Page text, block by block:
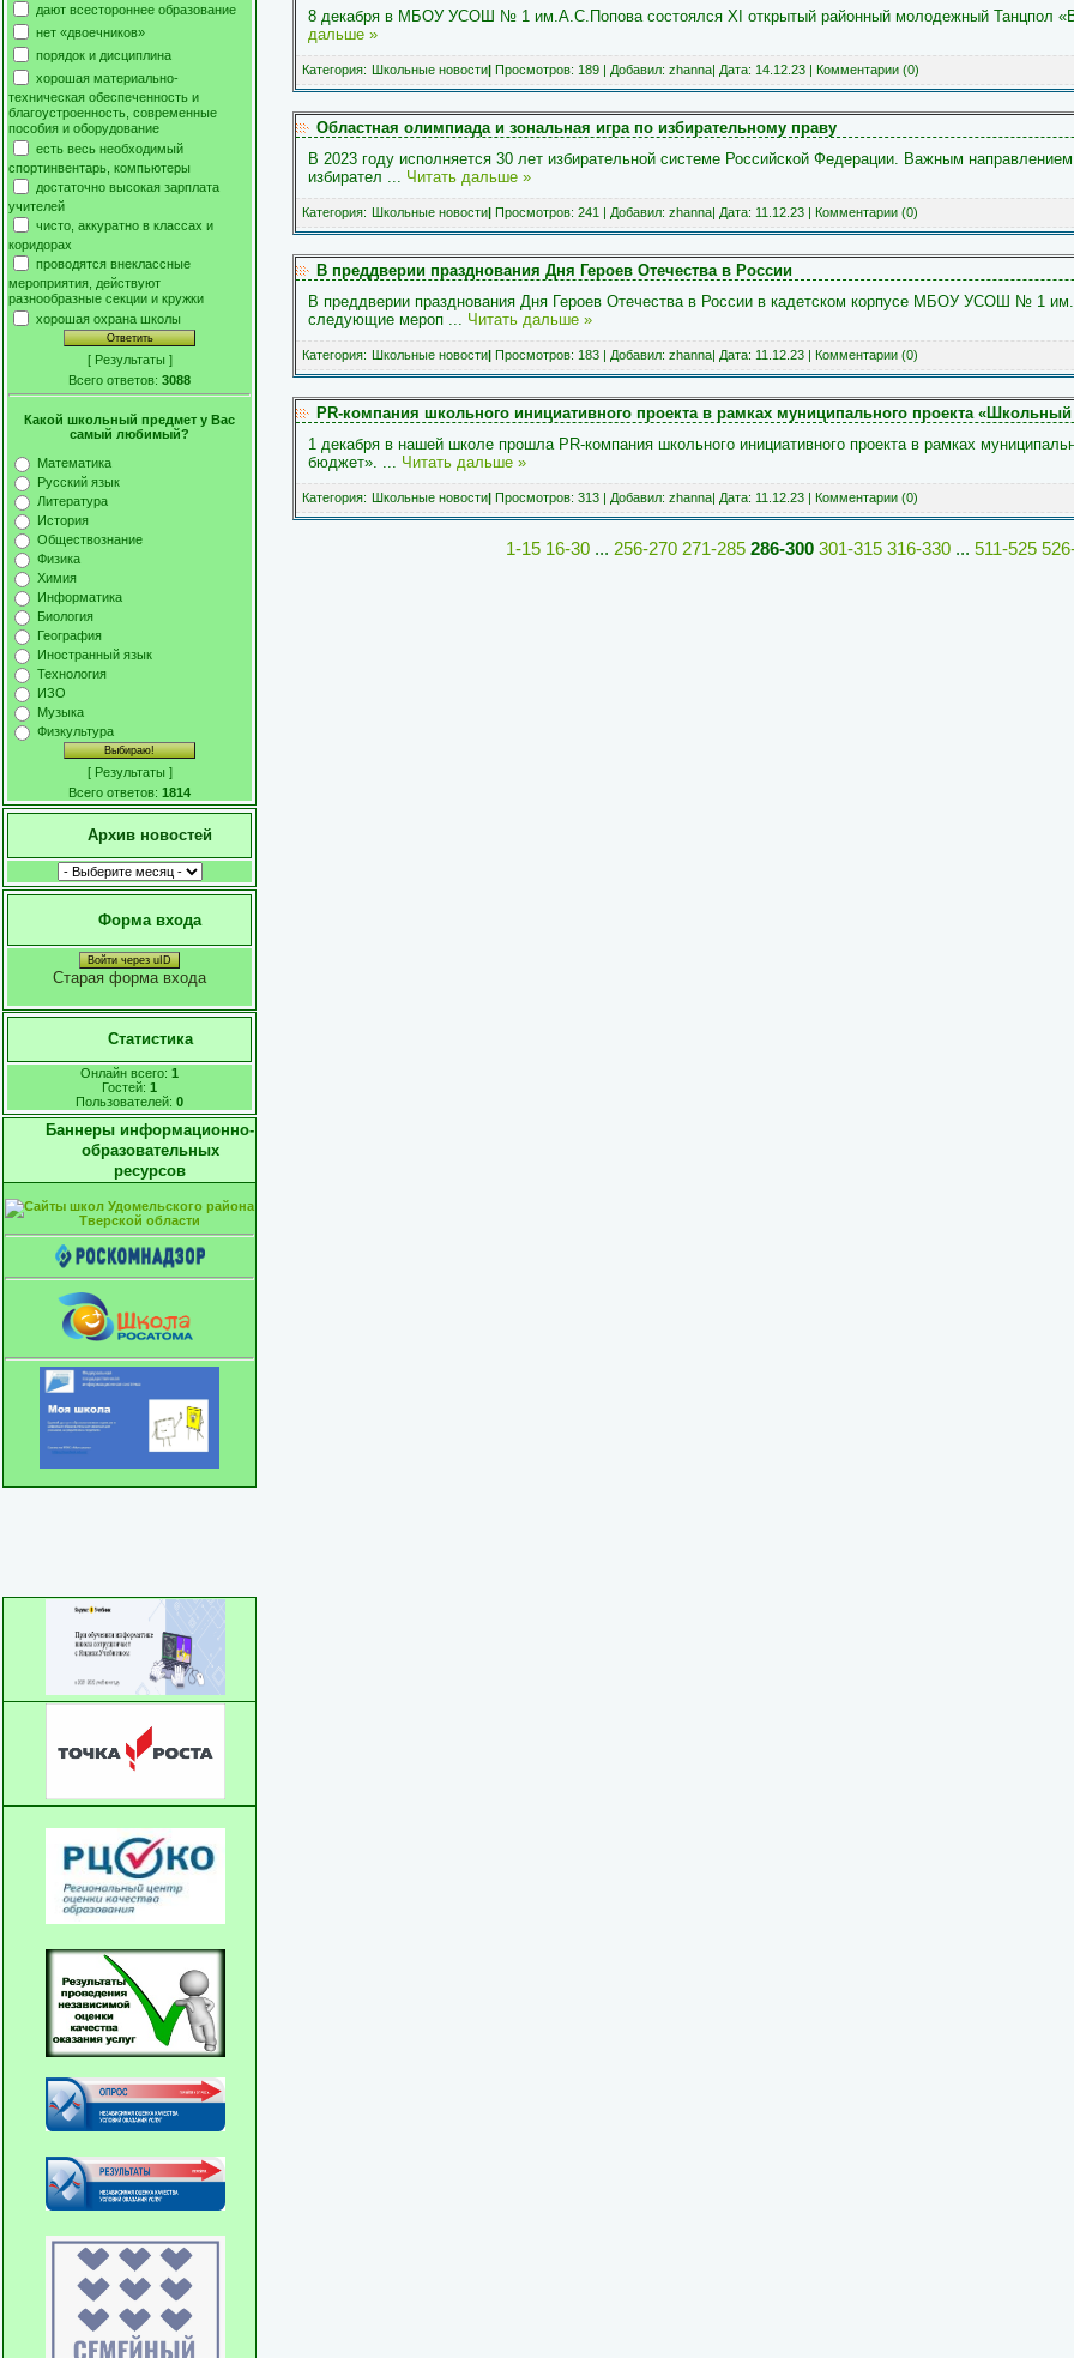
дают всестороннее образование
нет «двоечников»
порядок и дисциплина
хорошая материально-
техническая обеспеченность и
благоустроенность, современные
пособия и оборудование
есть весь необходимый
спортинвентарь, компьютеры
достаточно высокая зарплата
учителей
чисто, аккуратно в классах и
коридорах
проводятся внеклассные
мероприятия, действуют
разнообразные секции и кружки
хорошая охрана школы
[ Результаты ]
Всего ответов: 3088
Какой школьный предмет у Вас
самый любимый?
Математика
Русский язык
Литература
История
Обществознание
Физика
Химия
Информатика
Биология
География
Иностранный язык
Технология
ИЗО
Музыка
Физкультура
[ Результаты ]
Всего ответов: 1814
Архив новостей
Форма входа
Войти через uID
Старая форма входа
Статистика
Онлайн всего: 1
Гостей: 1
Пользователей: 0
Баннеры информационно-
образовательных
ресурсов
8 декабря в МБОУ УСОШ № 1 им.А.С.Попова состоялся XI открытый районный молодежный Танцпол
дальше »
Категория: Школьные новости| Просмотров: 189 | Добавил: zhanna| Дата: 14.12.23 | Комментарии (0)
Областная олимпиада и зональная игра по избирательному праву
В 2023 году исполняется 30 лет избирательной системе Российской Федерации. Важным
избирател ... Читать дальше »
Категория: Школьные новости| Просмотров: 241 | Добавил: zhanna| Дата: 11.12.23 | Комментарии (0)
В преддверии празднования Дня Героев Отечества в России
В преддверии празднования Дня Героев Отечества в России в кадетском корпусе МБОУ УСОШ № 1
следующие мероп ... Читать дальше »
Категория: Школьные новости| Просмотров: 183 | Добавил: zhanna| Дата: 11.12.23 | Комментарии (0)
PR-компания школьного инициативного проекта в рамках муниципального проекта
1 декабря в нашей школе прошла PR-компания школьного инициативного проекта в рамках
бюджет». ... Читать дальше »
Категория: Школьные новости| Просмотров: 313 | Добавил: zhanna| Дата: 11.12.23 | Комментарии (0)
1-15 16-30 ... 256-270 271-285 286-300 301-315 316-330 ... 511-525